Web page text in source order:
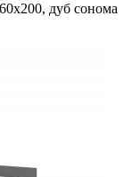
дуб сонома